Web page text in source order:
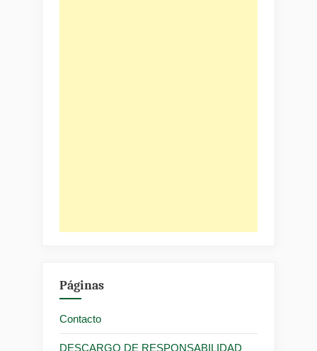
Páginas
Contacto
DESCARGO DE RESPONSABILIDAD